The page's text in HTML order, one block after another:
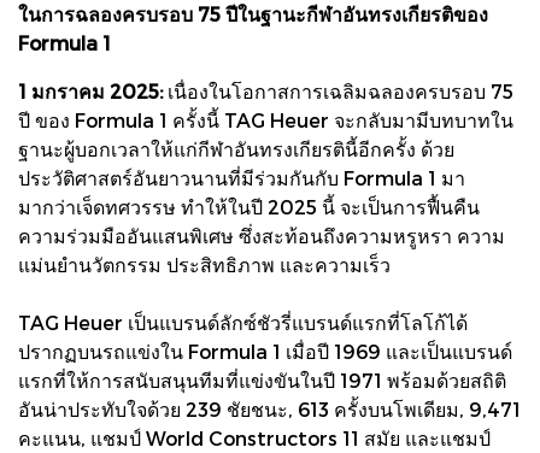
ในการฉลองครบรอบ 75 ปีในฐานะกีฬาอันทรงเกียรติของ
Formula 1
1 มกราคม 2025:เนื่องในโอกาสการเฉลิมฉลองครบรอบ 75
ปี ของ Formula 1 ครั้งนี้ TAG Heuer จะกลับมามีบทบาทใน
ฐานะผู้บอกเวลาให้แก่กีฬาอันทรงเกียรตินี้อีกครั้ง ด้วย
ประวัติศาสตร์อันยาวนานที่มีร่วมกันกับ Formula 1 มา
มากว่าเจ็ดทศวรรษ ทำให้ในปี 2025 นี้ จะเป็นการฟื้นคืน
ความร่วมมืออันแสนพิเศษ ซึ่งสะท้อนถึงความหรูหรา ความ
แม่นยำนวัตกรรม ประสิทธิภาพ และความเร็ว
TAG Heuer เป็นแบรนด์ลักซ์ชัวรี่แบรนด์แรกที่โลโก้ได้
ปรากฏบนรถแข่งใน Formula 1 เมื่อปี 1969 และเป็นแบรนด์
แรกที่ให้การสนับสนุนทีมที่แข่งขันในปี 1971 พร้อมด้วยสถิติ
อันน่าประทับใจด้วย 239 ชัยชนะ, 613 ครั้งบนโพเดียม, 9,471
คะแนน, แชมป์ World Constructors 11 สมัย และแชมป์